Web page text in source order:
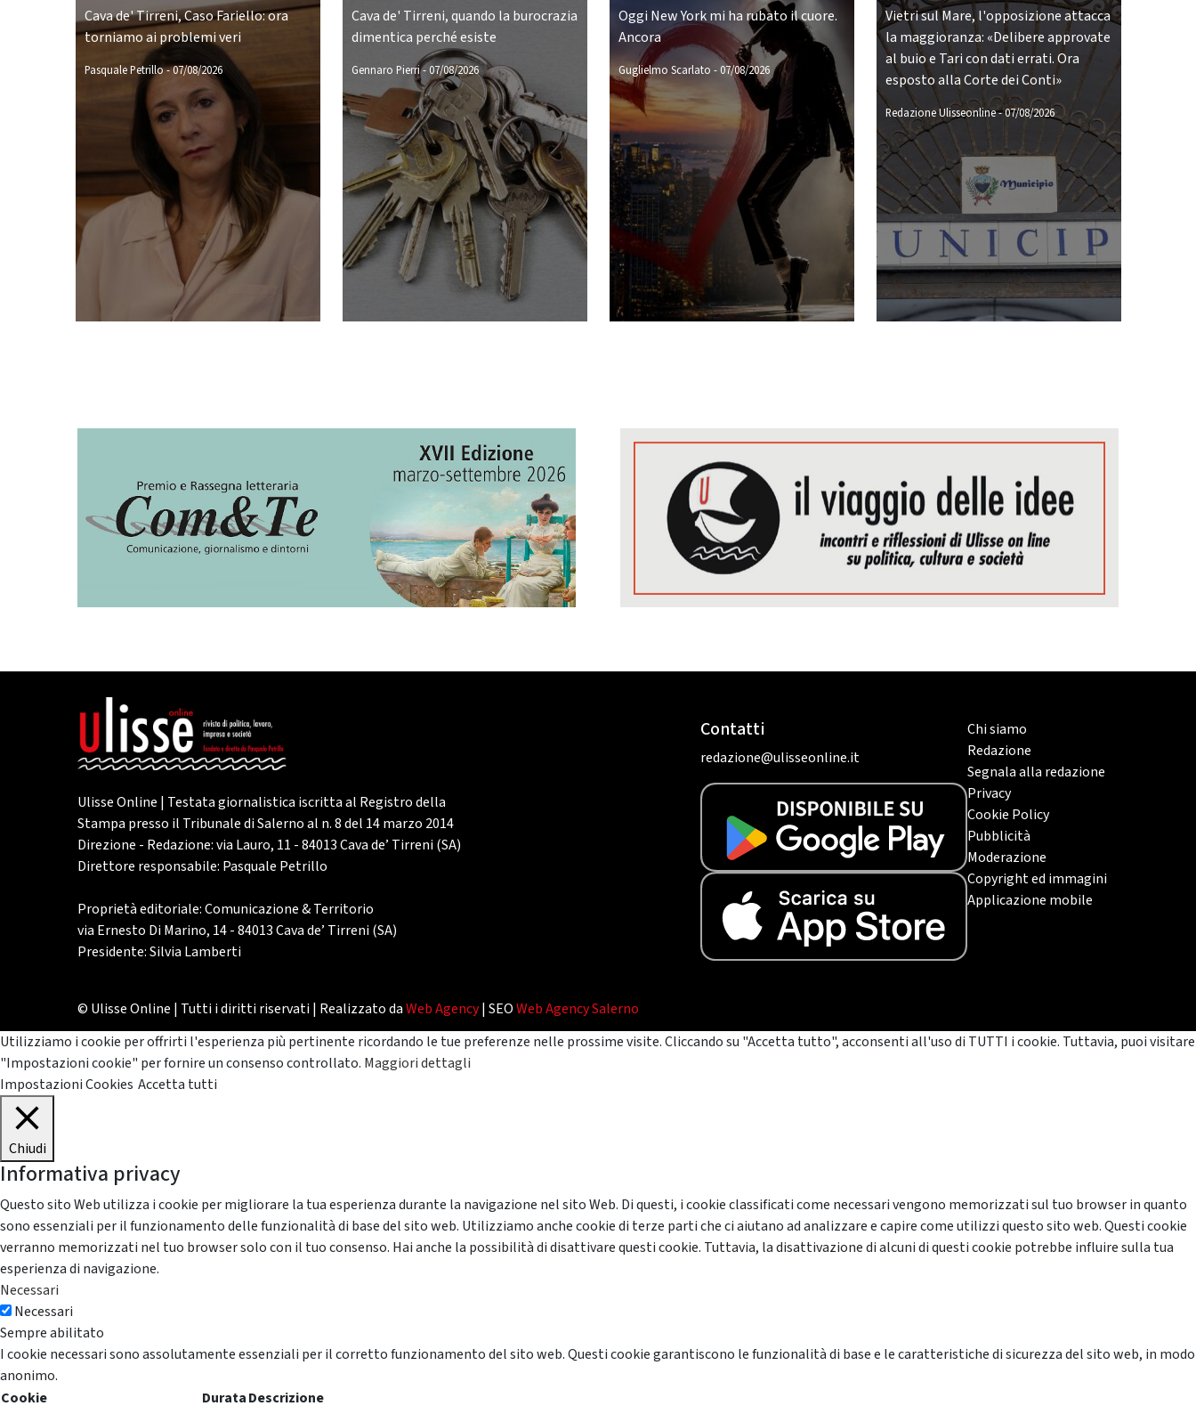
Cava de' Tirreni, Caso Fariello: ora
torniamo ai problemi veri
Pasquale Petrillo-07/08/2026
Cava de' Tirreni, quando la burocrazia
dimentica perché esiste
Gennaro Pierri- 07/08/2026
Oggi New York mi ha rubato il cuore.
Ancora
Guglielmo Scarlato -07/08/2026
Vietri sul Mare, l'opposizione attacca
la maggioranza: «Delibere approvate
al buio e Tari con dati errati. Ora
esposto alla Corte dei Conti»
Redazione Ulisseonline-07/08/2026
Ulisse Online | Testata giornalistica iscritta al Registro della
Stampa presso il Tribunale di Salerno al n. 8 del 14 marzo 2014
Direzione - Redazione: via Lauro, 11 - 84013 Cava de’ Tirreni (SA)
Direttore responsabile: Pasquale Petrillo
Proprietà editoriale: Comunicazione & Territorio
via Ernesto Di Marino, 14 - 84013 Cava de’ Tirreni (SA)
Presidente: Silvia Lamberti
Contatti
redazione@ulisseonline.it
Chi siamo
Redazione
Segnala alla redazione
Privacy
Cookie Policy
Pubblicità
Moderazione
Copyright ed immagini
Applicazione mobile
© Ulisse Online | Tutti i diritti riservati | Realizzato daWeb Agency| SEOWeb Agency Salerno
Utilizziamo i cookie per offrirti l'esperienza più pertinente ricordando le tue preferenze nelle prossime visite. Cliccando su "Accetta tutto", acconsenti all'uso di TUTTI i cookie. Tuttavia, puoi visitare
"Impostazioni cookie" per fornire un consenso controllato. Maggiori dettagli
Impostazioni Cookies Accetta tutti
Chiudi
Informativa privacy
Questo sito Web utilizza i cookie per migliorare la tua esperienza durante la navigazione nel sito Web. Di questi, i cookie classificati come necessari vengono memorizzati sul tuo browser in quanto
sono essenziali per il funzionamento delle funzionalità di base del sito web. Utilizziamo anche cookie di terze parti che ci aiutano ad analizzare e capire come utilizzi questo sito web. Questi cookie
verranno memorizzati nel tuo browser solo con il tuo consenso. Hai anche la possibilità di disattivare questi cookie. Tuttavia, la disattivazione di alcuni di questi cookie potrebbe influire sulla tua
esperienza di navigazione.
Necessari
Necessari
Sempre abilitato
I cookie necessari sono assolutamente essenziali per il corretto funzionamento del sito web. Questi cookie garantiscono le funzionalità di base e le caratteristiche di sicurezza del sito web, in modo
anonimo.
Cookie
DurataDescrizione